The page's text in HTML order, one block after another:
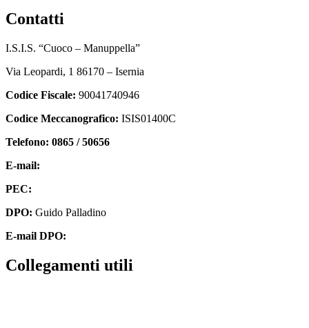
contatti
I.S.I.S. “Cuoco – Manuppella”
Via Leopardi, 1 86170 – Isernia
Codice Fiscale: 90041740946
Codice Meccanografico: ISIS01400C
Telefono: 0865 / 50656
E-mail:
PEC:
DPO: Guido Palladino
E-mail DPO:
collegamenti utili